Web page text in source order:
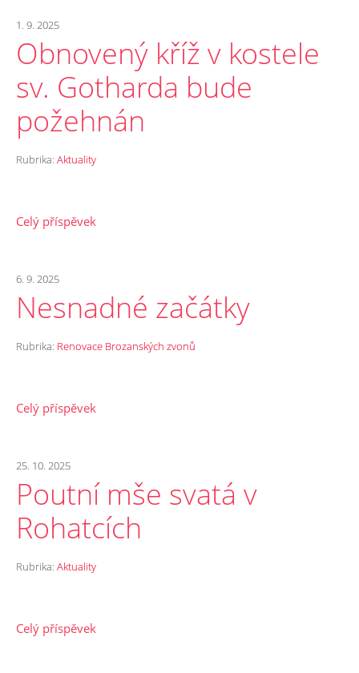
1. 9. 2025
Obnovený kříž v kostele
sv. Gotharda bude
požehnán
Rubrika: Aktuality
Celý příspěvek
6. 9. 2025
Nesnadné začátky
Rubrika: Renovace Brozanských zvonů
Celý příspěvek
25. 10. 2025
Poutní mše svatá v
Rohatcích
Rubrika: Aktuality
Celý příspěvek